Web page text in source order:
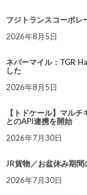
フジトランスコーポレ
2026年8月5日
ネバーマイル：TGR
した
2026年8月5日
【トドケール】マル
とのAPI連携を開始
2026年7月30日
JR貨物／お盆休み期
2026年7月30日